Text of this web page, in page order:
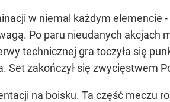
w niemal każdym elemencie
Po paru nieudanych akcjach
technicznej gra toczyła się
Set zakończył się zwycięstwem
na boisku. Ta część meczu